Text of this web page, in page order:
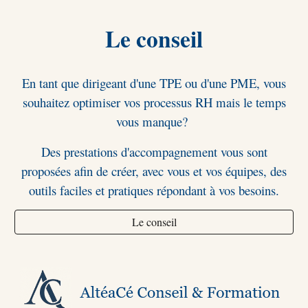
Le conseil
En tant que dirigeant d'une TPE ou d'une PME, vous
souhaitez optimiser vos processus RH mais le temps
vous manque?
Des prestations d'accompagnement vous sont
proposées afin de créer, avec vous et vos équipes, des
outils faciles et pratiques répondant à vos besoins.
Le conseil